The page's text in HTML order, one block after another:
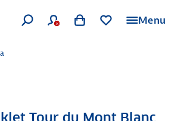
Menu
Tour du Mont Blanc